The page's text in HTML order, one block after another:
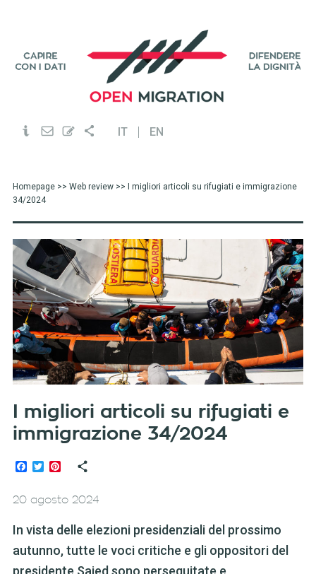
IT EN
Homepage>> Web review>> I migliori articoli su rifugiati e immigrazione
34/2024
I migliori articoli su rifugiati e
immigrazione 34/2024
Facebook
TwitterPinterest
20 agosto 2024
In vista delle elezioni presidenziali del prossimo
autunno, tutte le voci critiche e gli oppositori del
presidente Saied sono perseguitate e